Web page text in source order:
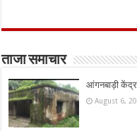
ताजा समाचार
आंगनबाड़ी
August 6,